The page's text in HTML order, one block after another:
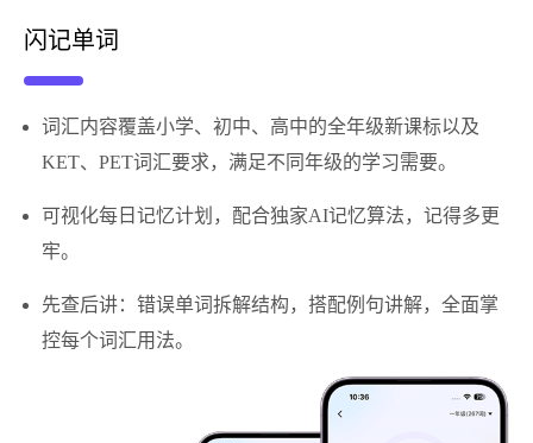
闪记单词
词汇内容覆盖小学、初中、高中的全年级新课标以及
KET、PET词汇要求，满足不同年级的学习需要。
可视化每日记忆计划，配合独家AI记忆算法，记得多更
牢。
先查后讲：错误单词拆解结构，搭配例句讲解，全面掌
控每个词汇用法。